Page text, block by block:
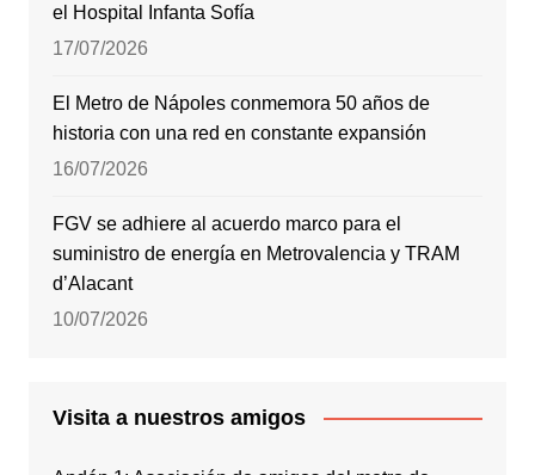
el Hospital Infanta Sofía
17/07/2026
El Metro de Nápoles conmemora 50 años de
historia con una red en constante expansión
16/07/2026
FGV se adhiere al acuerdo marco para el
suministro de energía en Metrovalencia y TRAM
d’Alacant
10/07/2026
Visita a nuestros amigos